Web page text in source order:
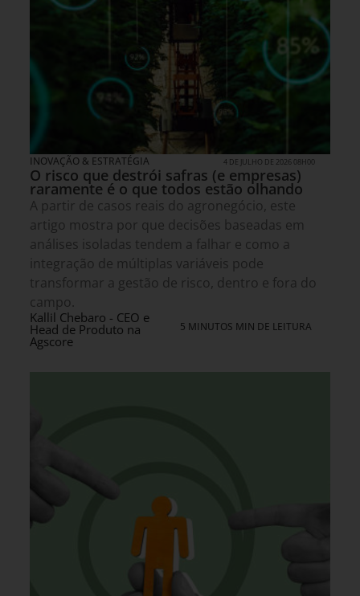
INOVAÇÃO & ESTRATÉGIA 4 DE JULHO DE 2026 08H00
O risco que destrói safras (e empresas)
raramente é o que todos estão olhando
A partir de casos reais do agronegócio, este
artigo mostra por que decisões baseadas em
análises isoladas tendem a falhar e como a
integração de múltiplas variáveis pode
transformar a gestão de risco, dentro e fora do
campo.
Kallil Chebaro - CEO e
Head de Produto na
Agscore
5 MINUTOS MIN DE LEITURA